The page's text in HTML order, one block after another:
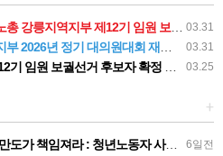
03.31
역지부 제12기 임원 보궐선거결과 공고
03.31
년 정기 대의원대회 재소집 건
03.25
임원 보궐선거 후보자 확정 공고
+
6일전
사망사고의 철저한 진상규명과 재발방지 대책 마련하라